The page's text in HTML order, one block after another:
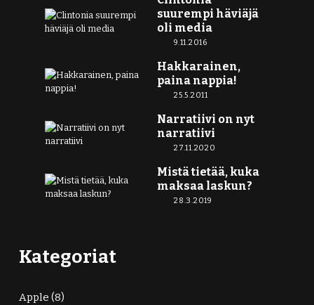
suurempi häviäjä
oli media
9.11.2016
Hakkarainen,
paina nappia!
25.5.2011
Narratiivi on nyt
narratiivi
27.11.2020
Mistä tietää, kuka
maksaa laskun?
28.3.2019
Kategoriat
Apple (8)